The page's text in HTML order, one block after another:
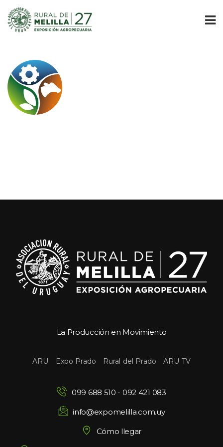
La Producción en Movimiento
ARU Expo Prado Rural del Prado ARU TV
099 688 510 - 092 421 083
info@expomelilla.com.uy
Cómo llegar